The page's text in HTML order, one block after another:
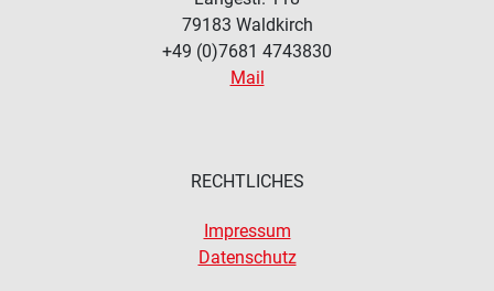
79183 Waldkirch
+49 (0)7681 4743830
Mail
RECHTLICHES
Impressum
Datenschutz